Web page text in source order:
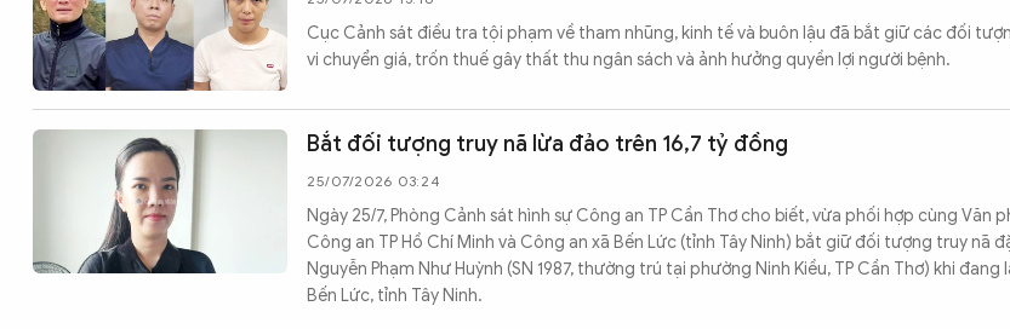
Cục Cảnh sát điều tra tội phạm về tham nhũng, kinh tế và buôn lậu đã bắt giữ các đối
vi chuyển giá, trốn thuế gây thất thu ngân sách và ảnh hưởng quyền lợi người bệnh.
Bắt đối tượng truy nã lừa đảo trên 16,7 tỷ đồng
25/07/2026 03:24
Ngày 25/7, Phòng Cảnh sát hình sự Công an TP Cần Thơ cho biết, vừa phối hợp cùng Văn
Công an TP Hồ Chí Minh và Công an xã Bến Lức (tỉnh Tây Ninh) bắt giữ đối tượng truy nã
Nguyễn Phạm Như Huỳnh (SN 1987, thường trú tại phường Ninh Kiều, TP Cần Thơ) khi
Bến Lức, tỉnh Tây Ninh.